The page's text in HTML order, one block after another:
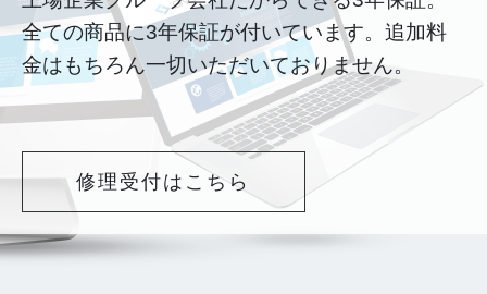
全ての商品に3年保証が付いています。追加料
金はもちろん一切いただいておりません。
修理受付はこちら